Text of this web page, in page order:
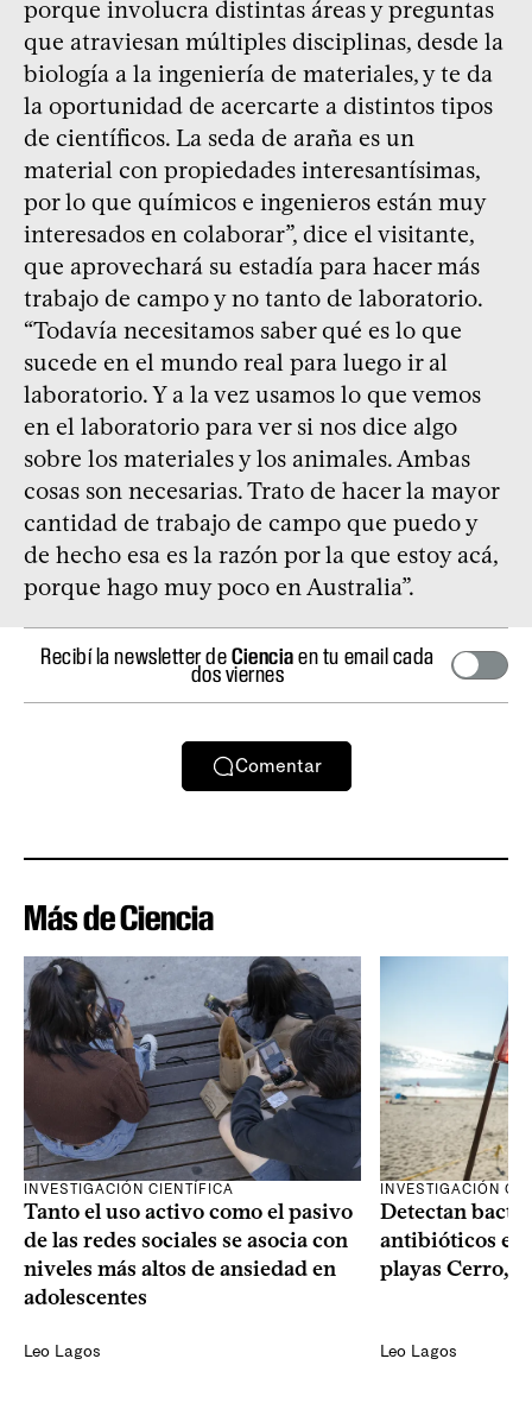
porque involucra distintas áreas y preguntas
que atraviesan múltiples disciplinas, desde la
biología a la ingeniería de materiales, y te da
la oportunidad de acercarte a distintos tipos
de científicos. La seda de araña es un
material con propiedades interesantísimas,
por lo que químicos e ingenieros están muy
interesados en colaborar”, dice el visitante,
que aprovechará su estadía para hacer más
trabajo de campo y no tanto de laboratorio.
“Todavía necesitamos saber qué es lo que
sucede en el mundo real para luego ir al
laboratorio. Y a la vez usamos lo que vemos
en el laboratorio para ver si nos dice algo
sobre los materiales y los animales. Ambas
cosas son necesarias. Trato de hacer la mayor
cantidad de trabajo de campo que puedo y
de hecho esa es la razón por la que estoy acá,
porque hago muy poco en Australia”.
Recibí la newsletter deCienciaen tu email cada
dos viernes
Comentar
Más de Ciencia
INVESTIGACIÓN CIENTÍFICA
Tanto el uso activo como el pasivo
de las redes sociales se asocia con
niveles más altos de ansiedad en
adolescentes
Leo Lagos
INVESTIGACIÓN
Detectan
antibióticos en
playas Cerro,
Leo Lagos